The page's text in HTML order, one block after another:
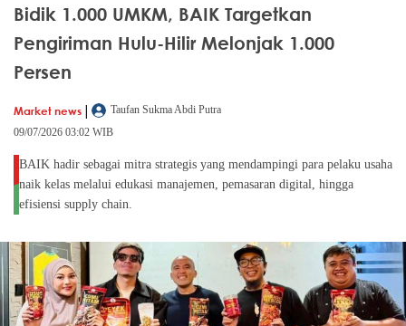
Bidik 1.000 UMKM, BAIK Targetkan
Pengiriman Hulu-Hilir Melonjak 1.000
Persen
Market news |
Taufan Sukma Abdi Putra
09/07/2026 03:02 WIB
BAIK hadir sebagai mitra strategis yang mendampingi para pelaku usaha
naik kelas melalui edukasi manajemen, pemasaran digital, hingga
efisiensi supply chain.